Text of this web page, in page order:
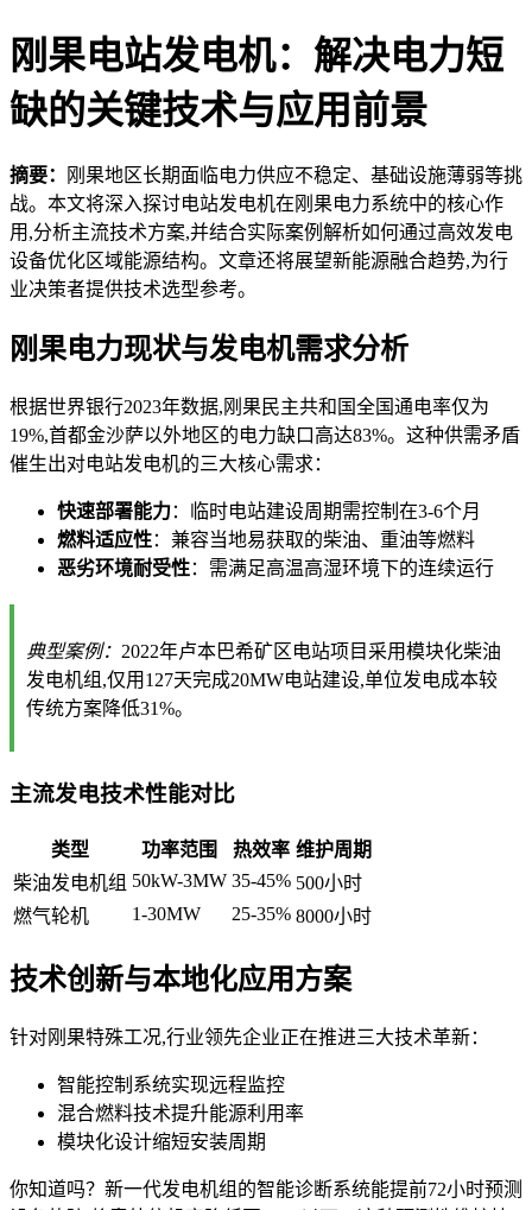
刚果电站发电机：解决电力短
缺的关键技术与应用前景
摘要：
刚果地区长期面临电力供应不稳定、基础设施薄弱等挑
战。本文将深入探讨电站发电机在刚果电力系统中的核心作
用,分析主流技术方案,并结合实际案例解析如何通过高效发电
设备优化区域能源结构。文章还将展望新能源融合趋势,为行
业决策者提供技术选型参考。
刚果电力现状与发电机需求分析
根据世界银行2023年数据,刚果民主共和国全国通电率仅为
19%,首都金沙萨以外地区的电力缺口高达83%。这种供需矛盾
催生出对电站发电机的三大核心需求：
快速部署能力：临时电站建设周期需控制在3-6个月
燃料适应性：兼容当地易获取的柴油、重油等燃料
恶劣环境耐受性：需满足高温高湿环境下的连续运行
典型案例： 2022年卢本巴希矿区电站项目采用模块化柴油
发电机组,仅用127天完成20MW电站建设,单位发电成本较
传统方案降低31%。
主流发电技术性能对比
类型 功率范围 热效率 维护周期
柴油发电机组 50kW-3MW 35-45% 500小时
燃气轮机
1-30MW 25-35% 8000小时
技术创新与本地化应用方案
针对刚果特殊工况,行业领先企业正在推进三大技术革新：
智能控制系统实现远程监控
混合燃料技术提升能源利用率
模块化设计缩短安装周期
你知道吗？新一代发电机组的智能诊断系统能提前72小时预测